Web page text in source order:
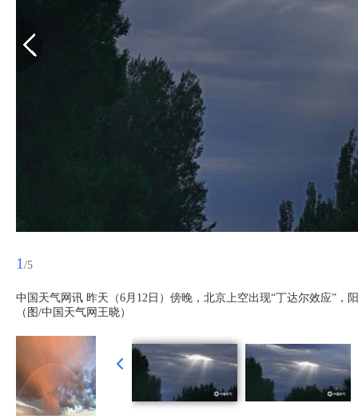
1 /5
中国天气网讯 昨天（6月12日）傍晚，北京上空出现“丁达尔效应”
（图/中国天气网王晓）